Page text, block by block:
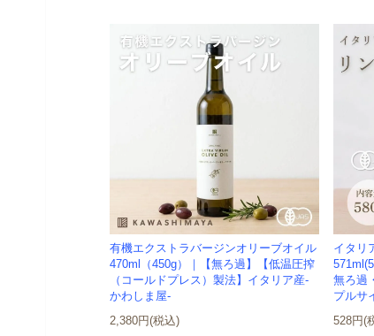
有機エクストラバージンオリーブオイル
470ml（450g）｜【無ろ過】【低温圧搾
（コールドプレス）製法】イタリア産-
かわしま屋-
2,380円(税込)
イタリ
無ろ過
プルサ
528円(